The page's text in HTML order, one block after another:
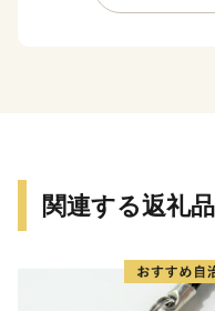
の南東部に位置し、東
おり、南北に長く、清
また、その昔、源満
な武士団の基礎を築い
関連する返礼